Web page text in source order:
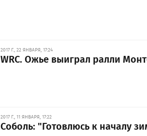
2017 Г., 22 ЯНВАРЯ, 17:24
WRC. Ожье выиграл ралли
2017 Г., 11 ЯНВАРЯ, 17:22
Соболь: "Готовлюсь к началу